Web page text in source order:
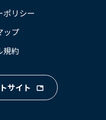
ポリシー
ップ
規約
サイト